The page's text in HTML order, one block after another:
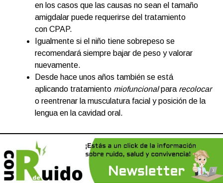
en los casos que las causas no sean el tamaño
amigdalar puede requerirse del tratamiento
con CPAP.
Igualmente si el niño tiene sobrepeso se
recomendará siempre bajar de peso y valorar
nuevamente.
Desde hace unos años también se está
aplicando tratamiento miofuncionalpara recolocar
o reentrenar la musculatura facial y posición de la
lengua en la cavidad oral.